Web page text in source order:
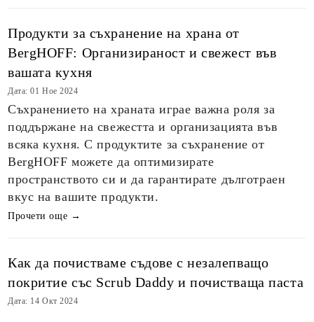
Продукти за съхранение на храна от
BergHOFF: Организираност и свежест във
вашата кухня
Дата: 01 Ное 2024
Съхранението на храната играе важна роля за
поддържане на свежестта и организацията във
всяка кухня. С продуктите за съхранение от
BergHOFF можете да оптимизирате
пространството си и да гарантирате дълготраен
вкус на вашите продукти.
Прочети още →
Как да почистваме съдове с незалепващо
покритие със Scrub Daddy и почистваща паста
Дата: 14 Окт 2024